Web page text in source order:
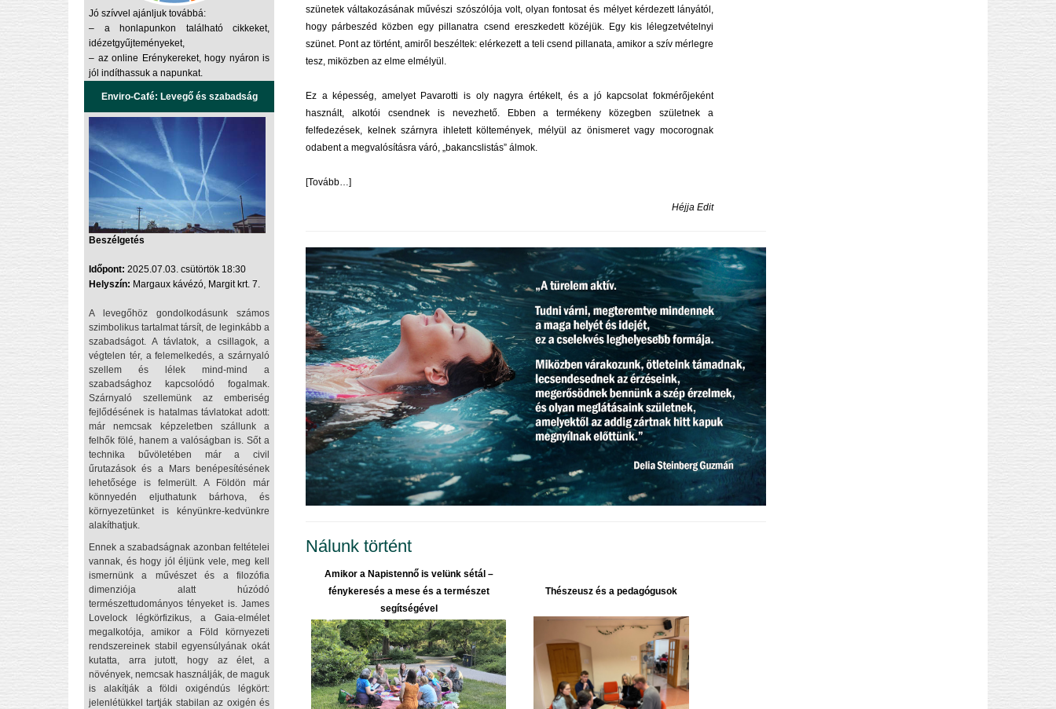
Jó szívvel ajánljuk továbbá:
– a honlapunkon található cikkeket,
idézetgyűjteményeket,
– az online Erénykereket, hogy nyáron is
jól indíthassuk a napunkat.
Enviro-Café: Levegő és szabadság
Beszélgetés
Időpont: 2025.07.03. csütörtök 18:30
Helyszín: Margaux kávézó, Margit krt. 7.
A levegőhöz gondolkodásunk számos
szimbolikus tartalmat társít, de leginkább a
szabadságot. A távlatok, a csillagok, a
végtelen tér, a felemelkedés, a szárnyaló
szellem és lélek mind-mind a
szabadsághoz kapcsolódó fogalmak.
Szárnyaló szellemünk az emberiség
fejlődésének is hatalmas távlatokat adott:
már nemcsak képzeletben szállunk a
felhők fölé, hanem a valóságban is. Sőt a
technika bűvöletében már a civil
űrutazások és a Mars benépesítésének
lehetősége is felmerült. A Földön már
könnyedén eljuthatunk bárhova, és
környezetünket is kényünkre-kedvünkre
alakíthatjuk.
Ennek a szabadságnak azonban feltételei
vannak, és hogy jól éljünk vele, meg kell
ismernünk a művészet és a filozófia
dimenziója alatt húzódó
természettudományos tényeket is. James
Lovelock légkörfizikus, a Gaia-elmélet
megalkotója, amikor a Föld környezeti
rendszereinek stabil egyensúlyának okát
kutatta, arra jutott, hogy az élet, a
növények, nemcsak használják, de maguk
is alakítják a földi oxigéndús légkört:
jelenlétükkel tartják stabilan az oxigén és
szünetek váltakozásának művészi szószólója volt, olyan fontosat és mélyet kérdezett lányától,
hogy párbeszéd közben egy pillanatra csend ereszkedett közéjük. Egy kis lélegzetvételnyi
szünet. Pont az történt, amiről beszéltek: elérkezett a teli csend pillanata, amikor a szív mérlegre
tesz, miközben az elme elmélyül.
Ez a képesség, amelyet Pavarotti is oly nagyra értékelt, és a jó kapcsolat fokmérőjeként
használt, alkotói csendnek is nevezhető. Ebben a termékeny közegben születnek a
felfedezések, kelnek szárnyra ihletett költemények, mélyül az önismeret vagy mocorognak
odabent a megvalósításra váró, „bakancslistás” álmok.
[Tovább…]
Héjja Edit
Nálunk történt
Amikor a Napistennő is velünk sétál –
fénykeresés a mese és a természet
segítségével
Thészeusz és a pedagógusok